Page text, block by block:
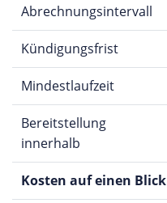
Abrechnungsintervall
Kündigungsfrist
Mindestlaufzeit
Bereitstellung
innerhalb
Kosten auf einen Blick